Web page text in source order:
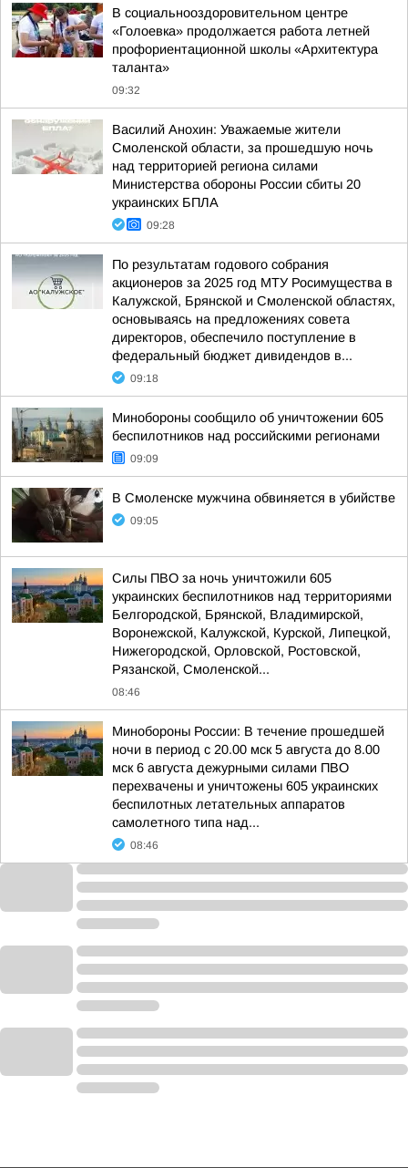
В социальнооздоровительном центре
«Голоевка» продолжается работа летней
профориентационной школы «Архитектура
таланта»
09:32
Василий Анохин: Уважаемые жители
Смоленской области, за прошедшую ночь
над территорией региона силами
Министерства обороны России сбиты 20
украинских БПЛА
09:28
По результатам годового собрания
акционеров за 2025 год МТУ Росимущества в
Калужской, Брянской и Смоленской областях,
основываясь на предложениях совета
директоров, обеспечило поступление в
федеральный бюджет дивидендов в...
09:18
Минобороны сообщило об уничтожении 605
беспилотников над российскими регионами
09:09
В Смоленске мужчина обвиняется в убийстве
09:05
Силы ПВО за ночь уничтожили 605
украинских беспилотников над территориями
Белгородской, Брянской, Владимирской,
Воронежской, Калужской, Курской, Липецкой,
Нижегородской, Орловской, Ростовской,
Рязанской, Смоленской...
08:46
Минобороны России: В течение прошедшей
ночи в период с 20.00 мск 5 августа до 8.00
мск 6 августа дежурными силами ПВО
перехвачены и уничтожены 605 украинских
беспилотных летательных аппаратов
самолетного типа над...
08:46